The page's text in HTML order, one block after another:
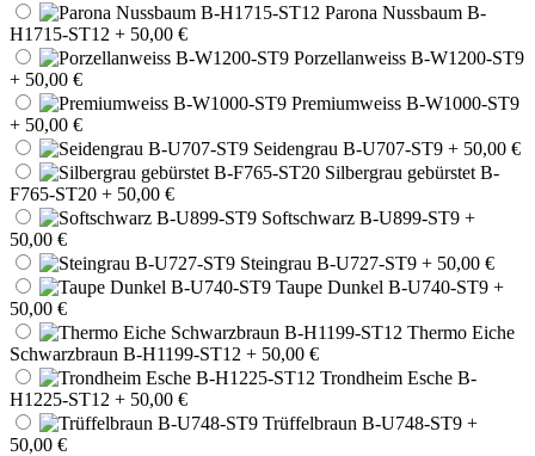
Parona Nussbaum B-
H1715-ST12 + 50,00 €
Porzellanweiss B-W1200-ST9
+ 50,00 €
Premiumweiss B-W1000-ST9
+ 50,00 €
Seidengrau B-U707-ST9 + 50,00 €
Silbergrau gebürstet B-
F765-ST20 + 50,00 €
Softschwarz B-U899-ST9 +
50,00 €
Steingrau B-U727-ST9 + 50,00 €
Taupe Dunkel B-U740-ST9 +
50,00 €
Thermo Eiche
Schwarzbraun B-H1199-ST12 + 50,00 €
Trondheim Esche B-
H1225-ST12 + 50,00 €
Trüffelbraun B-U748-ST9 +
50,00 €